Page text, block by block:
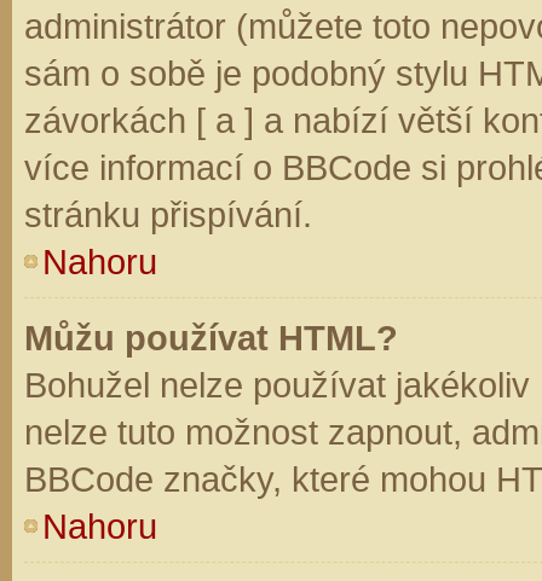
administrátor (můžete toto
sám o sobě je podobný stylu
závorkách [ a ] a nabízí větší
více informací o BBCode si
stránku přispívání.
Nahoru
Můžu používat HTML?
Bohužel nelze používat
nelze tuto možnost zapnout,
BBCode značky, které mohou
Nahoru